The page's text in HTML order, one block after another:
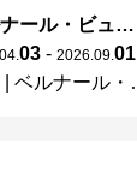
ベルナール・ビュフェと写真 ーカメラがとらえたビュフェとその時代、そして21 世紀へ
04 03 - 2026 09 01
ベルナール・ビュフェ美術館